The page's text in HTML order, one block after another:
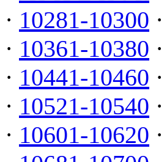
· 10281-10300 ·
· 10361-10380 ·
· 10441-10460 ·
· 10521-10540 ·
· 10601-10620 ·